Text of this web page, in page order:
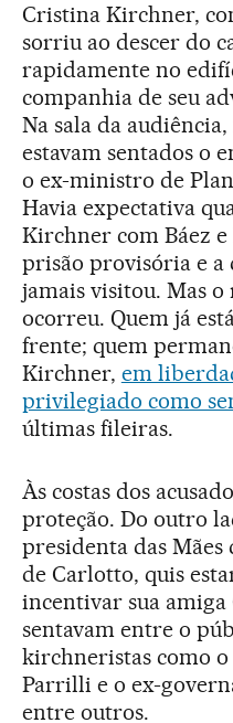
Cristina Kirchner,
sorriu ao descer do
rapidamente no
companhia de seu
Na sala da
estavam sentados o
o ex-ministro de
Havia expectativa
Kirchner com Báez
prisão provisória e a
jamais visitou. Mas
ocorreu. Quem já
frente; quem
Kirchner, em
privilegiado como
últimas fileiras.
Às costas dos
proteção. Do outro
presidenta das Mães
de Carlotto, quis
incentivar sua
sentavam entre o
kirchneristas como
Parrilli e o ex-
entre outros.